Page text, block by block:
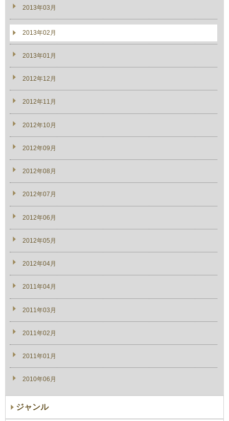
2013年03月
2013年02月
2013年01月
2012年12月
2012年11月
2012年10月
2012年09月
2012年08月
2012年07月
2012年06月
2012年05月
2012年04月
2011年04月
2011年03月
2011年02月
2011年01月
2010年06月
ジャンル